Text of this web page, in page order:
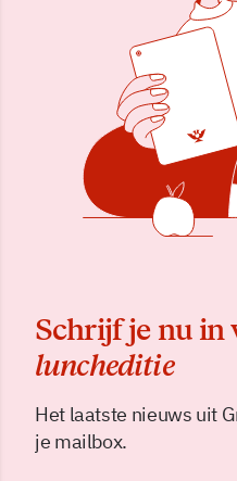
Schrijf je nu in
luncheditie
Het laatste nieuws uit
je mailbox.